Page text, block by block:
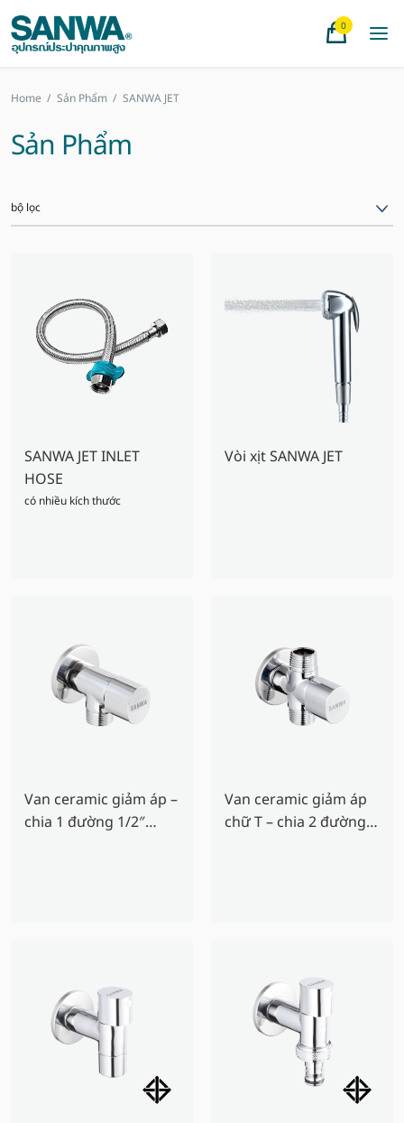
0
Home / Sản Phẩm / SANWA JET
Sản Phẩm
bộ lọc
SANWA JET INLET
HOSE
có nhiều kích thước
Vòi xịt SANWA JET
Van ceramic giảm áp –
chia 1 đường 1/2″
Van ceramic giảm áp
chữ T – chia 2 đường